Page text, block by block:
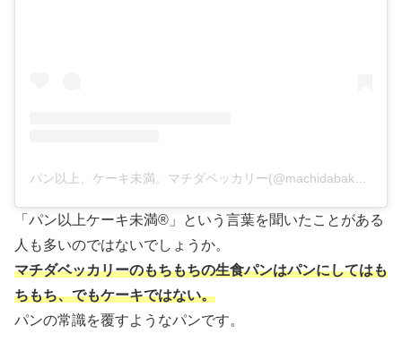
パン以上、ケーキ未満。マチダベッカリー(@machidabakkery)がシェアした投稿
「パン以上ケーキ未満®」という言葉を聞いたことがある
人も多いのではないでしょうか。
マチダベッカリーのもちもちの生食パンはパンにしてはも
ちもち、でもケーキではない。
パンの常識を覆すようなパンです。